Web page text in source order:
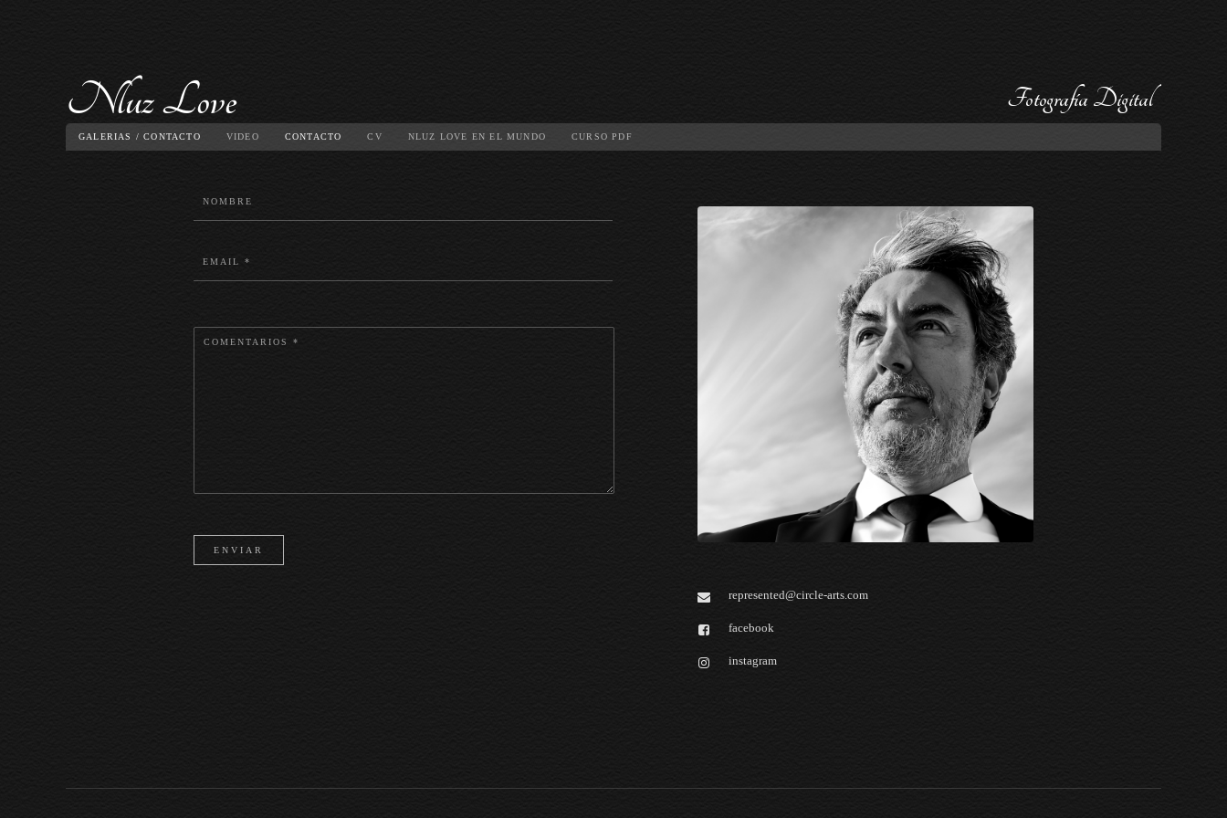
GALERIAS / CONTACTO VIDEO CONTACTO CV NLUZ LOVE EN EL MUNDO CURSO PDF
ENVIAR
represented@circle-arts.com
facebook
instagram